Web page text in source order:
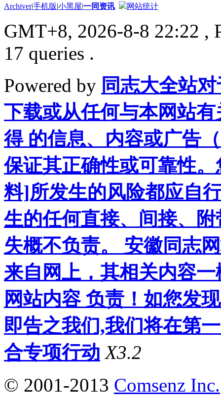
Archiver|手机版|小黑屋|一同资讯 网站统计
GMT+8, 2026-8-8 22:22 ,
17 queries .
Powered by 同志大全站
下载或从任何与本网站
得 的信息、内容或广告
保证其正确性或可靠性
料]所发生的风险都应自
生的任何直接、间接、
失概不负责。 安徽同志
来自网上，其相关内容
网站内容 负责！如您发
即告之我们,我们将在第
合专项行动 X3.2
© 2001-2013 Comsenz Inc.